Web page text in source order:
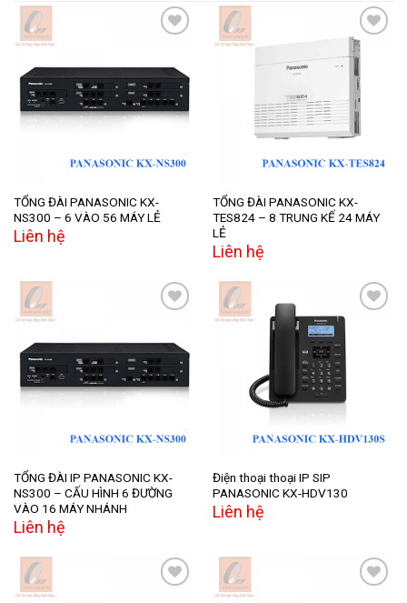
Add to
wishlist
TỔNG ĐÀI PANASONIC KX-
NS300 – 6 VÀO 56 MÁY LẺ
Liên hệ
Add to
wishlist
TỔNG ĐÀI PANASONIC KX-
TES824 – 8 TRUNG KẾ 24 MÁY
LẺ
Liên hệ
Add to
wishlist
TỔNG ĐÀI IP PANASONIC KX-
NS300 – CẤU HÌNH 6 ĐƯỜNG
VÀO 16 MÁY NHÁNH
Liên hệ
Điện thoại thoại IP SIP
PANASONIC KX-HDV130
Liên hệ